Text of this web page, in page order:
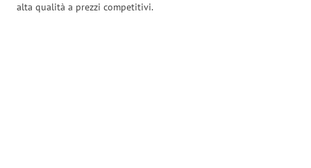
alta qualità a prezzi competitivi.